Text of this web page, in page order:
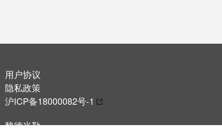
用户协议
隐私政策
沪ICP备18000082号-1
魏德米勒